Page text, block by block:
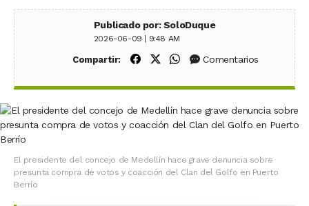
Publicado por: SoloDuque
2026-06-09 | 9:48 AM
Compartir: Compartir en Facebook
Compartir en X (Twitter)
Compartir en WhatsApp
Comentarios
El presidente del concejo de Medellín hace grave denuncia sobre
presunta compra de votos y coacción del Clan del Golfo en Puerto
Berrío